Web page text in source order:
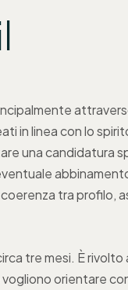
in linea con lo
unacandidatura
coerenza tra profilo,
tre mesi. È rivolto
orientare